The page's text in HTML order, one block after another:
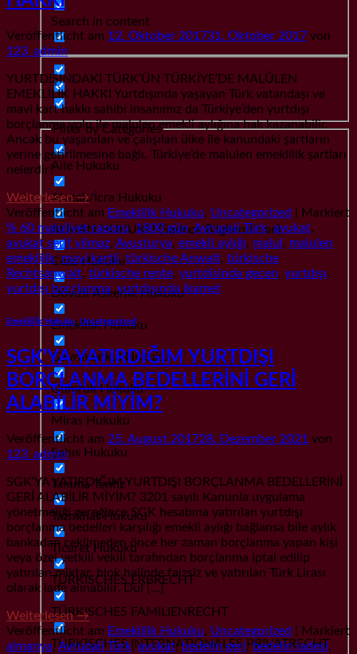
Search in content
Filter by Categories
Aile Hukuku
Alacak/İcra Hukuku
ALMAN HUKUKU (Sadece Bilgilendirme)
Ceza Hukuku
Dövizli Askerlik Hukuku
Emeklilik Hukuku
Gayrımenkul Hukuku
Gümrük Hukuku
Miras Hukuku
Şahıs Hukuku
Tanıma Tenfiz
Tazminat Hukuku
Ticaret Hukuku
TÜRKISCHES ERBRECHT
TÜRKISCHES FAMILIENRECHT
TÜRKISCHES INTERNATIONALES PRIVATRECHT
Veröffentlicht am 12. Oktober 201731. Oktober 2017 von
123_admin
YURTDIŞINDAKİ TÜRK’ÜN TÜRKİYE’DE MALÛLEN
EMEKLİLİK HAKKI Yurtdışında yaşayan Türk vatandaşı ve
mavi kart hakkı sahibi insanımız da Türkiye’den yurtdışı
borçlanma yolu ile malulen emekli aylığına hak kazanabilir.
Ancak bu yaşanılan ve çalışılan ülke ile kanundaki şartların
yerine getirilmesine bağlı. Türkiye’de malulen emeklilik şartları
nelerdir?
Weiterlesen→
Veröffentlicht am Emeklilik Hukuku, Uncategorized
Markiert
% 60 maluliyet raporu,1800 gün,Avrupali Türk,avukat,
avukat serif yilmaz, Avusturya, emekli aylığı, malul , malulen
emeklilik,mavi kartli,türkische Anwalt, türkische
Rechtsanwalt, türkische rente, yurtdisinda gecen, yurtdışı,
yurtdışı borçlanma,yurtdışında ikamet
Emeklilik Hukuku, Uncategorized
SGK’YA YATIRDIĞIM YURTDIŞI
BORÇLANMA BEDELLERİNİ GERİ
ALABİLİR MİYİM?
Veröffentlicht am 25. August 201728. Dezember 2021 von
123_admin
SGK’YA YATIRDIĞIM YURTDIŞI BORÇLANMA BEDELLERİNİ
GERİ ALABİLİR MİYİM? 3201 sayılı Kanunla uygulama
yönetmeliği gereğince SGK hesabına yatırılan yurtdışı
borçlanma bedelleri karşılığı emekli aylığı bağlansa bile aylık
bankadan çekilmeden önce her zaman borçlanma yapan kişi
veya özel yetkili vekili tarafından borçlanma iptal edilip
yatırılan miktar, blok halinde faizsiz ve yatırılan Türk Lirası
olarak iade alınabilir. Dul […]
Weiterlesen→
Veröffentlicht am Emeklilik Hukuku, Uncategorized
Markiert
almanya,Avrupali Türk,avukat,bedelin geri,bedelin iadesi,